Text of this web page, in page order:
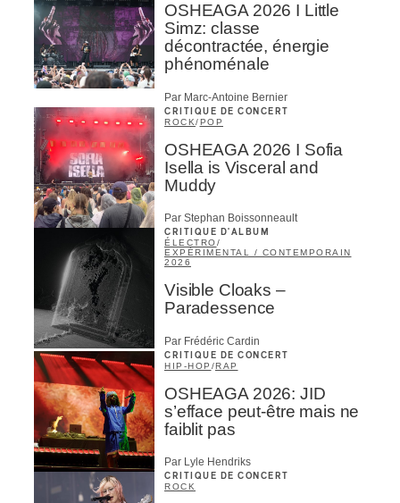
OSHEAGA 2026 I Little
Simz: classe
décontractée, énergie
phénoménale
Par Marc-Antoine Bernier
CRITIQUE DE CONCERT
ROCK/POP
OSHEAGA 2026 I Sofia
Isella is Visceral and
Muddy
Par Stephan Boissonneault
CRITIQUE D'ALBUM
ÉLECTRO/
EXPÉRIMENTAL / CONTEMPORAIN
2026
Visible Cloaks –
Paradessence
Par Frédéric Cardin
CRITIQUE DE CONCERT
HIP-HOP /RAP
OSHEAGA 2026: JID
s’efface peut-être mais ne
faiblit pas
Par Lyle Hendriks
CRITIQUE DE CONCERT
ROCK